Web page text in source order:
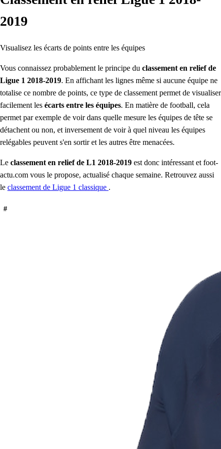
2019
Visualisez les écarts de points entre les équipes
Vous connaissez probablement le principe du classement en relief de
Ligue 1 2018-2019. En affichant les lignes même si aucune équipe ne
totalise ce nombre de points, ce type de classement permet de visualiser
facilement les écarts entre les équipes. En matière de football, cela
permet par exemple de voir dans quelle mesure les équipes de tête se
détachent ou non, et inversement de voir à quel niveau les équipes
relégables peuvent s'en sortir et les autres être menacées.
Le classement en relief de L1 2018-2019 est donc intéressant et foot-
actu.com vous le propose, actualisé chaque semaine. Retrouvez aussi
le classement de Ligue 1 classique .
#